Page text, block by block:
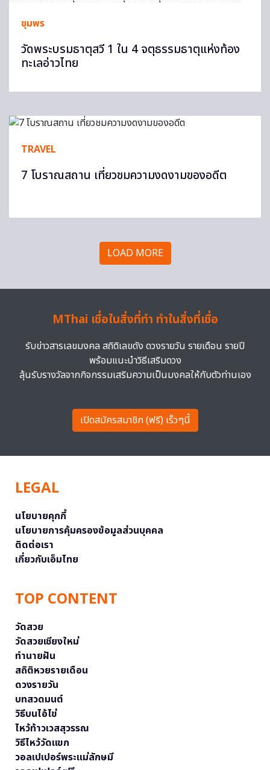
ชุมพร
วัดพระบรมธาตุสวี 1 ใน 4 จตุธรรมธาตุแห่งท้อง
ทะเลอ่าวไทย
TRAVEL
7 โบราณสถาน เที่ยวชมความงดงามของอดีต
LOAD MORE
MThai เชื่อในสิ่งที่ทำ ทำในสิ่งที่เชื่อ
รับข่าวสารเลขมงคล สถิติเลขดัง ดวงรายวัน รายเดือน รายปี
พร้อมแนะนำวิธีเสริมดวง
ลุ้นรับรางวัลจากกิจกรรมเสริมความเป็นมงคลให้กับตัวท่านเอง
เปิดสมัครสมาชิก (ฟรี) เร็วๆนี้
LEGAL
นโยบายคุกกี้
นโยบายการคุ้มครองข้อมูลส่วนบุคคล
ติดต่อเรา
เกี่ยวกับเอ็มไทย
TOP CONTENT
วัดสวย
วัดสวยเชียงใหม่
ทำนายฝัน
สถิติหวยรายเดือน
ดวงรายวัน
บทสวดมนต์
วิธีบนไอ้ไข่
ไหว้ท้าวเวสสุวรรณ
วิธีไหว้วัดแขก
วอลเปเปอร์พระแม่ลักษมี